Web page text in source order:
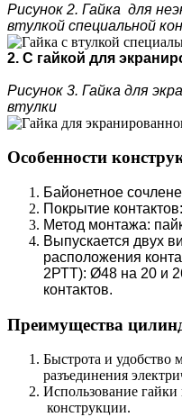
Рисунок 2. Гайка для
втулкой специальной
2. С гайкой для
Рисунок 3. Гайка для
втулки
Особенности
Байонетное
Покрытие
Метод монтажа:
Выпускается двух
расположения
2РТТ): Ø48 на 20 и
контактов.
Преимущества
Быстрота и удобство
разъединения
Использование
конструкции.